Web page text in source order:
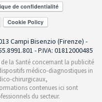
Campi Bisenzio (Firenze) -
- P.IVA: 01812000485
la Santé concernant la publicité
médico-diagnostiques in
chirurgicaux,
contenues ici sont
du secteur.